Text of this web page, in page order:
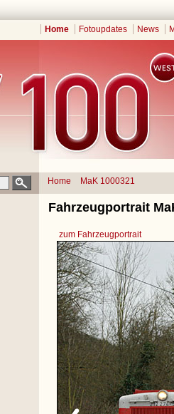
Home Fotoupdates News
Home MaK 1000321
Fahrzeugportrait
zum Fahrzeugportrait